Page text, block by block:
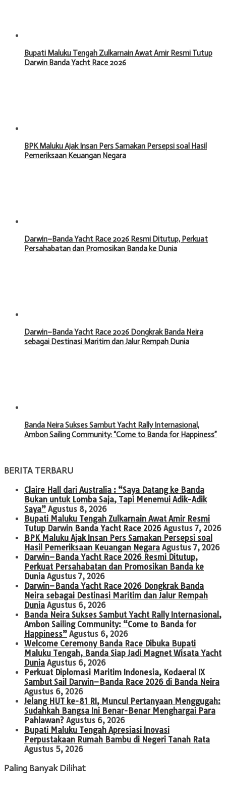
Bupati Maluku Tengah Zulkarnain Awat Amir Resmi Tutup
Darwin Banda Yacht Race 2026
BPK Maluku Ajak Insan Pers Samakan Persepsi soal Hasil
Pemeriksaan Keuangan Negara
Darwin–Banda Yacht Race 2026 Resmi Ditutup, Perkuat
Persahabatan dan Promosikan Banda ke Dunia
Darwin–Banda Yacht Race 2026 Dongkrak Banda Neira
sebagai Destinasi Maritim dan Jalur Rempah Dunia
Banda Neira Sukses Sambut Yacht Rally Internasional,
Ambon Sailing Community: “Come to Banda for Happiness”
BERITA TERBARU
Claire Hall dari Australia : “Saya Datang ke Banda
Bukan untuk Lomba Saja, Tapi Menemui Adik-Adik
Saya” Agustus 8, 2026
Bupati Maluku Tengah Zulkarnain Awat Amir Resmi
Tutup Darwin Banda Yacht Race 2026 Agustus 7, 2026
BPK Maluku Ajak Insan Pers Samakan Persepsi soal
Hasil Pemeriksaan Keuangan Negara Agustus 7, 2026
Darwin–Banda Yacht Race 2026 Resmi Ditutup,
Perkuat Persahabatan dan Promosikan Banda ke
Dunia Agustus 7, 2026
Darwin–Banda Yacht Race 2026 Dongkrak Banda
Neira sebagai Destinasi Maritim dan Jalur Rempah
Dunia Agustus 6, 2026
Banda Neira Sukses Sambut Yacht Rally Internasional,
Ambon Sailing Community: “Come to Banda for
Happiness” Agustus 6, 2026
Welcome Ceremony Banda Race Dibuka Bupati
Maluku Tengah, Banda Siap Jadi Magnet Wisata Yacht
Dunia Agustus 6, 2026
Perkuat Diplomasi Maritim Indonesia, Kodaeral IX
Sambut Sail Darwin–Banda Race 2026 di Banda Neira
Agustus 6, 2026
Jelang HUT ke-81 RI, Muncul Pertanyaan Menggugah:
Sudahkah Bangsa Ini Benar-Benar Menghargai Para
Pahlawan? Agustus 6, 2026
Bupati Maluku Tengah Apresiasi Inovasi
Perpustakaan Rumah Bambu di Negeri Tanah Rata
Agustus 5, 2026
Paling Banyak Dilihat